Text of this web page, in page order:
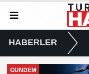
HABERLER
MANİSA